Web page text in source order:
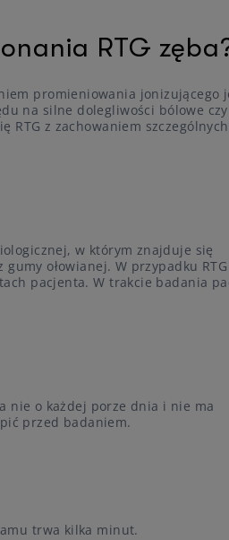
RTG
promieniowania jonizującego
na silne dolegliwości bólowe czy
z zachowaniem
w którym znajduje się
ołowianej. W przypadku RTG
pacjenta. W trakcie badania
nie o każdej porze dnia i nie ma
przed badaniem.
trwa kilka minut.